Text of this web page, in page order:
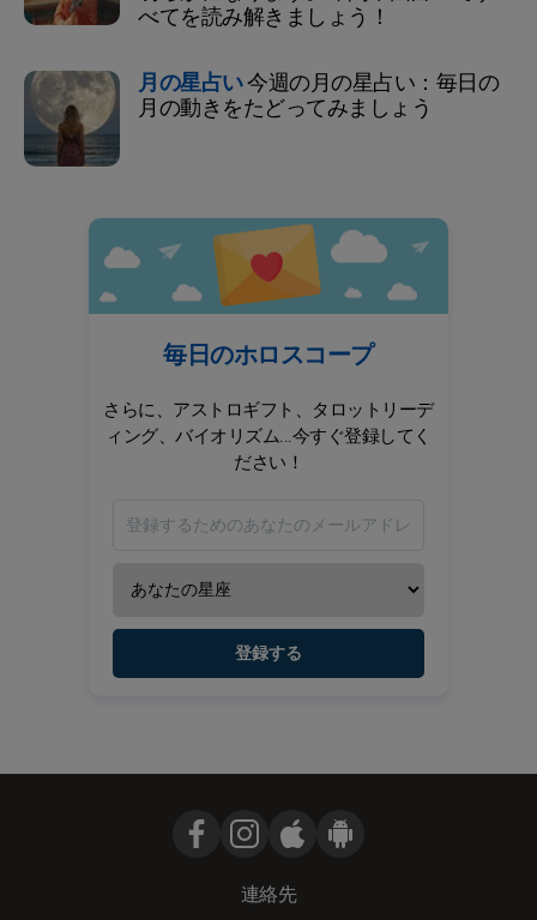
べてを読み解きましょう！
月の星占い今週の月の星占い：毎日の
月の動きをたどってみましょう
毎日のホロスコープ
さらに、アストロギフト、タロットリーデ
ィング、バイオリズム...今すぐ登録してく
ださい！
登録する
連絡先